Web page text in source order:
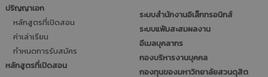
ปริญญาเอก
หลักสูตรที่เปิดสอน
ค่าเล่าเรียน
กำหนดการรับสมัคร
หลักสูตรที่เปิดสอน
ระบบสำนักงานอิเล็กทรอนิกส์
ระบบแฟ้มสะสมผลงาน
อีเมลบุคลากร
กองบริหารงานบุคคล
กองทุนของมหาวิทยาลัยสวนดุสิต